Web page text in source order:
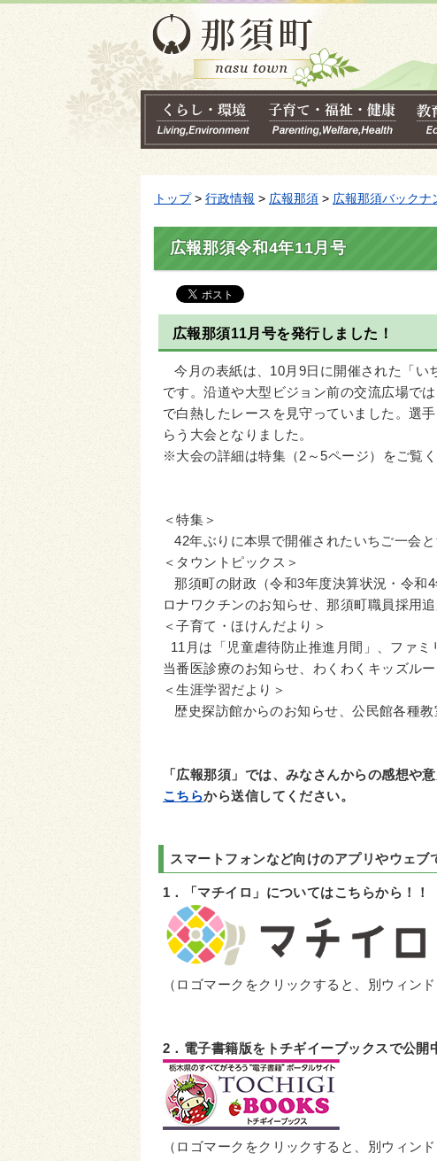
トップ> 行政情報 > 広報那須 > 広報那須バックナ
広報那須令和4年11月号
広報那須11月号を発行しました！
今月の表紙は、10月9日に開催された「い
です。沿道や大型ビジョン前の交流広場で
で白熱したレースを見守っていました。選
らう大会となりました。
※大会の詳細は特集（2～5ページ）をご覧く
＜特集＞
42年ぶりに本県で開催されたいちご一会
＜タウントピックス＞
那須町の財政（令和3年度決算状況・令和
ロナワクチンのお知らせ、那須町職員採用
＜子育て・ほけんだより＞
11月は「児童虐待防止推進月間」、ファ
当番医診療のお知らせ、わくわくキッズル
＜生涯学習だより＞
歴史探訪館からのお知らせ、公民館各種
「広報那須」では、みなさんからの感想や
こちらから送信してください。
スマートフォンなど向けのアプリやウェブ
1．「マチイロ」についてはこちらから！！
（ロゴマークをクリックすると、別ウィンド
2．電子書籍版をトチギイーブックスで公開
（ロゴマークをクリックすると、別ウィンド